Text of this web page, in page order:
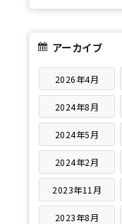
アーカイブ
2026年4月
2024年8月
2024年5月
2024年2月
2023年11月
2023年8月